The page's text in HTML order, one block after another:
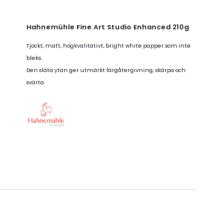
Hahnemühle Fine Art Studio Enhanced 210g
Tjockt, matt, högkvalitativt, bright white papper som inte
bleks.
Den släta ytan ger utmärkt färgåtergivning, skärpa och
svärta.